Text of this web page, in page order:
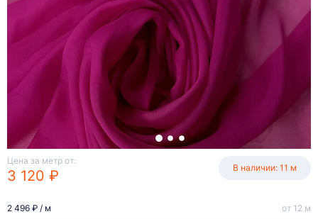
Цена за метр от:
3 120 ₽ В наличии: 11 м
2 496 ₽ / м от 12 м